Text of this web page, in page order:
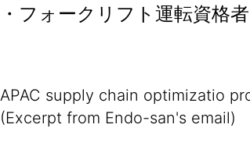
・フォークリフト運転資格者
APAC supply chain optimizatio
(Excerpt from Endo-san's email)